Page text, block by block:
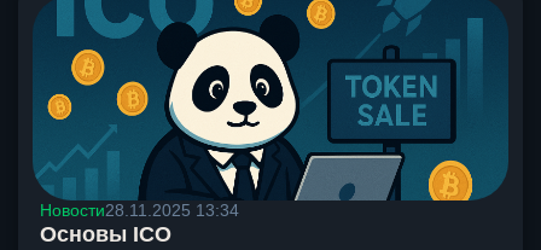
Новости28.11.2025 13:34
Основы ICO